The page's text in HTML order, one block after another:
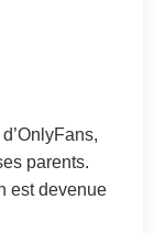
parents.
est devenue